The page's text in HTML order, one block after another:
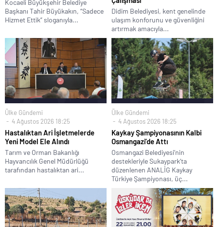
Kocaeli Büyükşehir Belediye
Başkanı Tahir Büyükakın, “Sadece
Hizmet Ettik” sloganıyla...
Didim Belediyesi, kent genelinde
ulaşım konforunu ve güvenliğini
artırmak amacıyla...
Ülke Gündemi
4 Ağustos 2026 18:25
Hastalıktan Ari İşletmelerde
Yeni Model Ele Alındı
Tarım ve Orman Bakanlığı
Hayvancılık Genel Müdürlüğü
tarafından hastalıktan ari...
Ülke Gündemi
4 Ağustos 2026 18:25
Kaykay Şampiyonasının Kalbi
Osmangazi’de Attı
Osmangazi Belediyesi’nin
destekleriyle Sukaypark’ta
düzenlenen ANALİG Kaykay
Türkiye Şampiyonası, üç...